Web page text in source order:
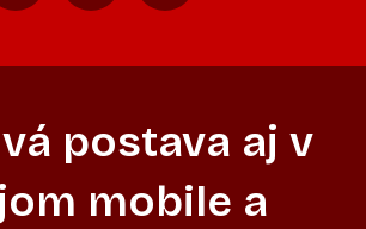
postava aj v
mobile a